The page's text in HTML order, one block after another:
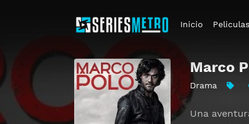
Inicio Peliculas
Marco
Drama
Una